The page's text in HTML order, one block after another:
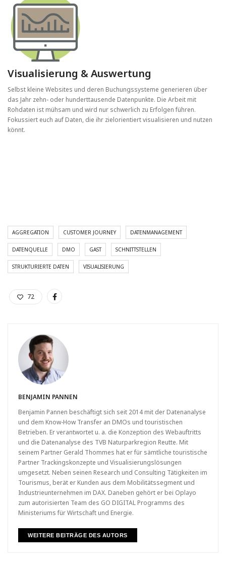
Visualisierung & Auswertung
Selbst kleine Websites und deren Buchungssysteme generieren über
das Jahr zehn- oder hunderttausende Datenpunkte. Die Arbeit mit
Rohdaten ist mühsam und wird nur schwerlich zu Erfolgen führen.
Fokussiert euch auf Daten, die ihr zielorientiert visualisieren und nutzen
könnt.
AGGREGATION CUSTOMER JOURNEY DATENMANAGEMENT
DATENQUELLE DMO GAST SCHNITTSTELLEN
STRUKTURIERTE DATEN VISUALISIERUNG
72
BENJAMIN PANNEN
Benjamin Pannen beschäftigt sich seit 2014 mit der Datenanalyse
und dem Know-How Transfer an DMOs und touristischen
Betrieben. Er verantwortet u. a. die Konzeption des Webauftritts
und die Datenanalyse des TVB Naturparkregion Reutte. Mit
seinem Partner Gerald Thommes hat er für sämtliche touristische
Partner Trackingskonzepte und Visualisierungslösungen
umgesetzt. Neben seinen Research und Consulting Tätigkeiten im
Tourismus, berät er Kunden aus dem Mobilitätssegment und
Industrieunternehmen im DAX. Daneben gehört er bei Oplayo
zum autorisierten Team des GO DIGITAL Programms des
Ministeriums für Wirtschaft und Energie.
WEITERE BEITRÄGE DES AUTORS